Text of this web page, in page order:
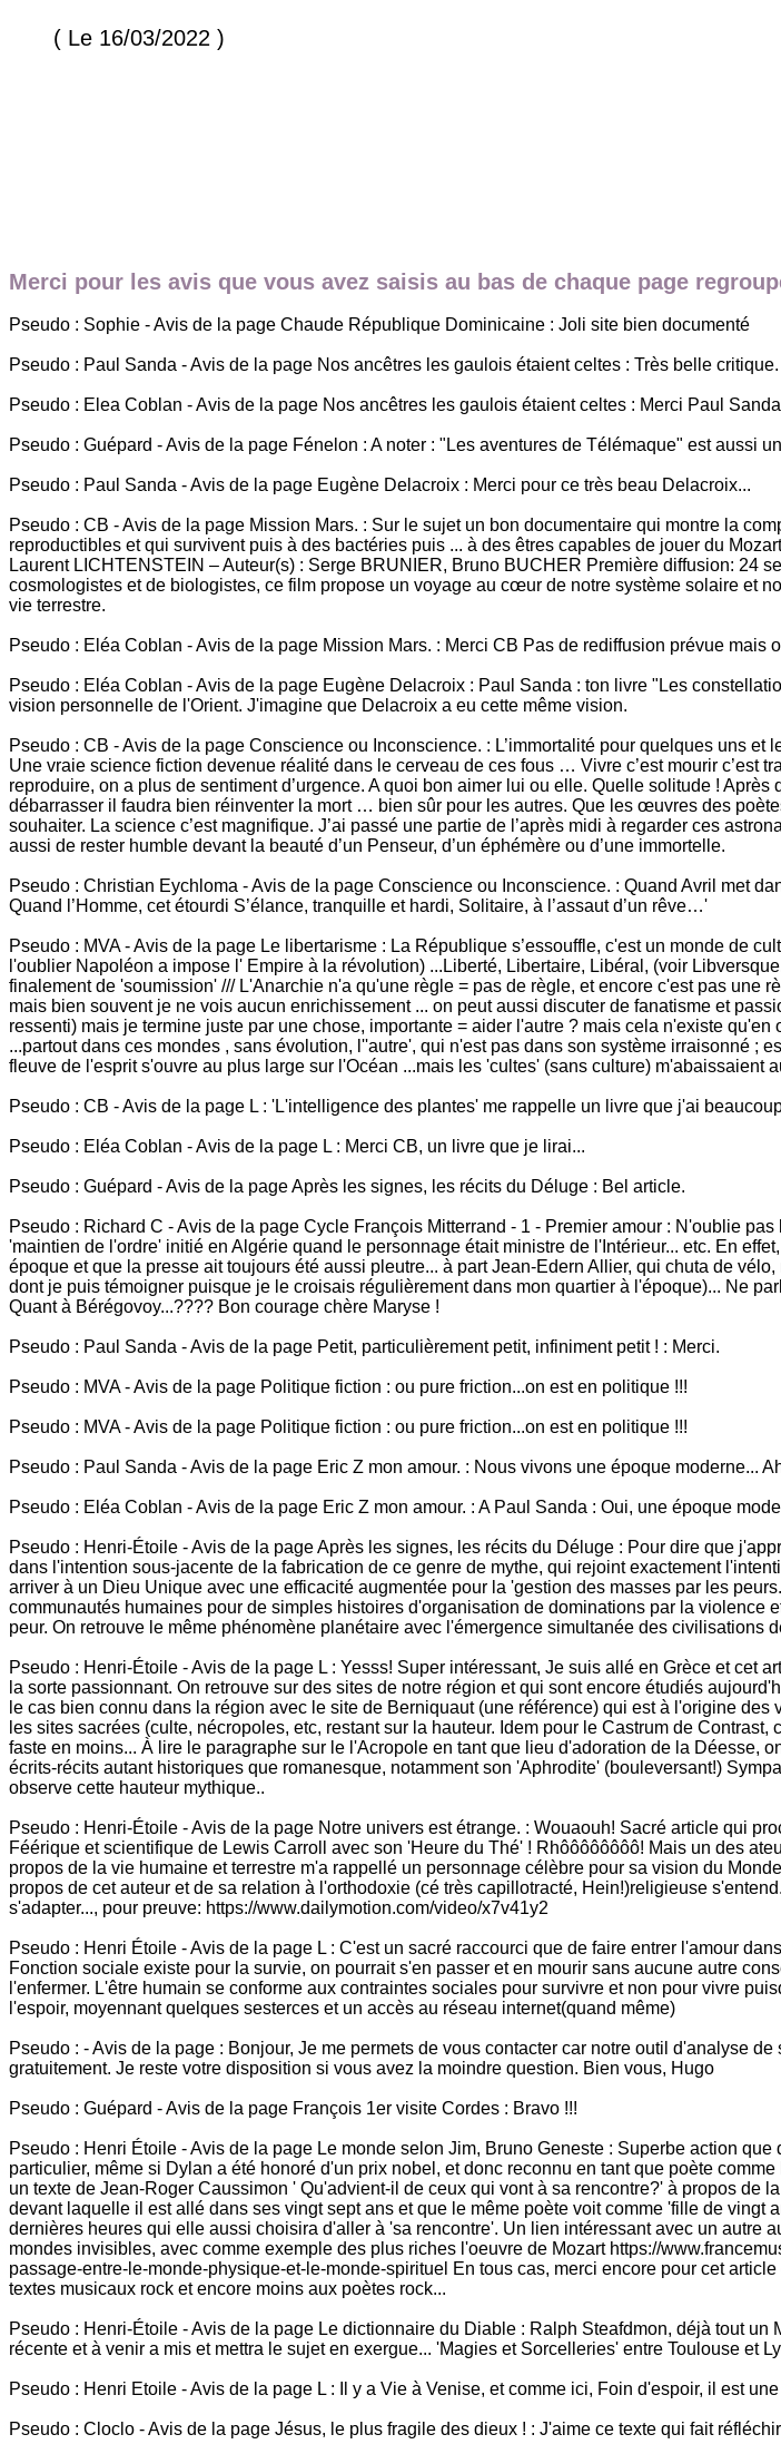
( Le 16/03/2022 )
Merci pour les avis que vous avez saisis au bas de chaque page
Pseudo : Sophie - Avis de la page Chaude République Dominicaine : Joli site bien documenté
Pseudo : Paul Sanda - Avis de la page Nos ancêtres les gaulois étaient celtes : Très belle
Pseudo : Elea Coblan - Avis de la page Nos ancêtres les gaulois étaient celtes : Merci Paul
Pseudo : Guépard - Avis de la page Fénelon : A noter : "Les aventures de Télémaque" est aussi
Pseudo : Paul Sanda - Avis de la page Eugène Delacroix : Merci pour ce très beau Delacroix...
Pseudo : CB - Avis de la page Mission Mars. : Sur le sujet un bon documentaire qui montre la
reproductibles et qui survivent puis à des bactéries puis ... à des êtres capables de jouer du
Laurent LICHTENSTEIN – Auteur(s) : Serge BRUNIER, Bruno BUCHER Première diffusion: 24
cosmologistes et de biologistes, ce film propose un voyage au cœur de notre système solaire et
vie terrestre.
Pseudo : Eléa Coblan - Avis de la page Mission Mars. : Merci CB Pas de rediffusion prévue mais
Pseudo : Eléa Coblan - Avis de la page Eugène Delacroix : Paul Sanda : ton livre "Les
vision personnelle de l'Orient. J'imagine que Delacroix a eu cette même vision.
Pseudo : CB - Avis de la page Conscience ou Inconscience. : L’immortalité pour quelques uns
Une vraie science fiction devenue réalité dans le cerveau de ces fous … Vivre c’est mourir c’est
reproduire, on a plus de sentiment d’urgence. A quoi bon aimer lui ou elle. Quelle solitude !
débarrasser il faudra bien réinventer la mort … bien sûr pour les autres. Que les œuvres des
souhaiter. La science c’est magnifique. J’ai passé une partie de l’après midi à regarder ces
aussi de rester humble devant la beauté d’un Penseur, d’un éphémère ou d’une immortelle.
Pseudo : Christian Eychloma - Avis de la page Conscience ou Inconscience. : Quand Avril met
Quand l’Homme, cet étourdi S’élance, tranquille et hardi, Solitaire, à l’assaut d’un rêve…'
Pseudo : MVA - Avis de la page Le libertarisme : La République s’essouffle, c'est un monde de
l'oublier Napoléon a impose l' Empire à la révolution) ...Liberté, Libertaire, Libéral, (voir
finalement de 'soumission' /// L'Anarchie n'a qu'une règle = pas de règle, et encore c'est pas une
mais bien souvent je ne vois aucun enrichissement ... on peut aussi discuter de fanatisme et
ressenti) mais je termine juste par une chose, importante = aider l'autre ? mais cela n'existe
...partout dans ces mondes , sans évolution, l''autre', qui n'est pas dans son système irraisonné ;
fleuve de l'esprit s'ouvre au plus large sur l'Océan ...mais les 'cultes' (sans culture) m'abaissaient
Pseudo : CB - Avis de la page L : 'L'intelligence des plantes' me rappelle un livre que j'ai
Pseudo : Eléa Coblan - Avis de la page L : Merci CB, un livre que je lirai...
Pseudo : Guépard - Avis de la page Après les signes, les récits du Déluge : Bel article.
Pseudo : Richard C - Avis de la page Cycle François Mitterrand - 1 - Premier amour : N'oublie
'maintien de l'ordre' initié en Algérie quand le personnage était ministre de l'Intérieur... etc. En
époque et que la presse ait toujours été aussi pleutre... à part Jean-Edern Allier, qui chuta de
dont je puis témoigner puisque je le croisais régulièrement dans mon quartier à l'époque)... Ne
Quant à Bérégovoy...???? Bon courage chère Maryse !
Pseudo : Paul Sanda - Avis de la page Petit, particulièrement petit, infiniment petit ! : Merci.
Pseudo : MVA - Avis de la page Politique fiction : ou pure friction...on est en politique !!!
Pseudo : MVA - Avis de la page Politique fiction : ou pure friction...on est en politique !!!
Pseudo : Paul Sanda - Avis de la page Eric Z mon amour. : Nous vivons une époque moderne...
Pseudo : Eléa Coblan - Avis de la page Eric Z mon amour. : A Paul Sanda : Oui, une époque
Pseudo : Henri-Étoile - Avis de la page Après les signes, les récits du Déluge : Pour dire que
dans l'intention sous-jacente de la fabrication de ce genre de mythe, qui rejoint exactement
arriver à un Dieu Unique avec une efficacité augmentée pour la 'gestion des masses par les
communautés humaines pour de simples histoires d'organisation de dominations par la violence
peur. On retrouve le même phénomène planétaire avec l'émergence simultanée des civilisations
Pseudo : Henri-Étoile - Avis de la page L : Yesss! Super intéressant, Je suis allé en Grèce et
la sorte passionnant. On retrouve sur des sites de notre région et qui sont encore étudiés
le cas bien connu dans la région avec le site de Berniquaut (une référence) qui est à l'origine
les sites sacrées (culte, nécropoles, etc, restant sur la hauteur. Idem pour le Castrum de
faste en moins... À lire le paragraphe sur le l'Acropole en tant que lieu d'adoration de la Déesse,
écrits-récits autant historiques que romanesque, notamment son 'Aphrodite' (bouleversant!)
observe cette hauteur mythique..
Pseudo : Henri-Étoile - Avis de la page Notre univers est étrange. : Wouaouh! Sacré article qui
Féérique et scientifique de Lewis Carroll avec son 'Heure du Thé' ! Rhôôôôôôôô! Mais un des
propos de la vie humaine et terrestre m'a rappellé un personnage célèbre pour sa vision du
propos de cet auteur et de sa relation à l'orthodoxie (cé très capillotracté, Hein!)religieuse
s'adapter..., pour preuve: https://www.dailymotion.com/video/x7v41y2
Pseudo : Henri Étoile - Avis de la page L : C'est un sacré raccourci que de faire entrer l'amour
Fonction sociale existe pour la survie, on pourrait s'en passer et en mourir sans aucune autre
l'enfermer. L'être humain se conforme aux contraintes sociales pour survivre et non pour vivre
l'espoir, moyennant quelques sesterces et un accès au réseau internet(quand même)
Pseudo : - Avis de la page : Bonjour, Je me permets de vous contacter car notre outil d'analyse
gratuitement. Je reste votre disposition si vous avez la moindre question. Bien vous, Hugo
Pseudo : Guépard - Avis de la page François 1er visite Cordes : Bravo !!!
Pseudo : Henri Étoile - Avis de la page Le monde selon Jim, Bruno Geneste : Superbe action
particulier, même si Dylan a été honoré d'un prix nobel, et donc reconnu en tant que poète
un texte de Jean-Roger Caussimon ' Qu'advient-il de ceux qui vont à sa rencontre?' à propos de
devant laquelle il est allé dans ses vingt sept ans et que le même poète voit comme 'fille de
dernières heures qui elle aussi choisira d'aller à 'sa rencontre'. Un lien intéressant avec un
mondes invisibles, avec comme exemple des plus riches l'oeuvre de Mozart https://
passage-entre-le-monde-physique-et-le-monde-spirituel En tous cas, merci encore pour cet
textes musicaux rock et encore moins aux poètes rock...
Pseudo : Henri-Étoile - Avis de la page Le dictionnaire du Diable : Ralph Steafdmon, déjà tout
récente et à venir a mis et mettra le sujet en exergue... 'Magies et Sorcelleries' entre Toulouse et
Pseudo : Henri Etoile - Avis de la page L : Il y a Vie à Venise, et comme ici, Foin d'espoir, il est
Pseudo : Cloclo - Avis de la page Jésus, le plus fragile des dieux ! : J'aime ce texte qui fait